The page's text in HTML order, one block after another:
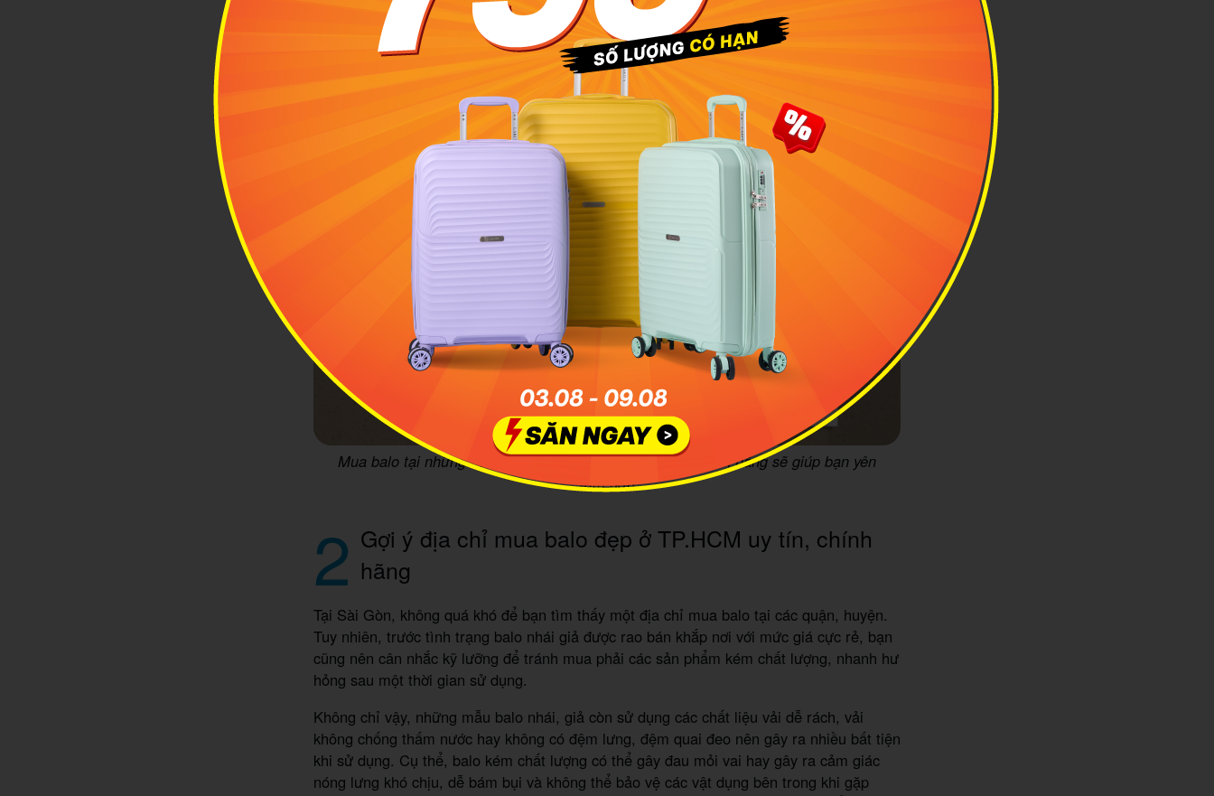
Mua balo tại những nơi uy tín, chuyên phân phối balo chính hãng sẽ giúp bạn yên
tâm hơn
2 Gợi ý địa chỉ mua balo đẹp ở TP.HCM uy tín, chính
hãng
Tại Sài Gòn, không quá khó để bạn tìm thấy một địa chỉ mua balo tại các quận, huyện.
Tuy nhiên, trước tình trạng balo nhái giả được rao bán khắp nơi với mức giá cực rẻ, bạn
cũng nên cân nhắc kỹ lưỡng để tránh mua phải các sản phẩm kém chất lượng, nhanh hư
hỏng sau một thời gian sử dụng.
Không chỉ vậy, những mẫu balo nhái, giả còn sử dụng các chất liệu vải dễ rách, vải
không chống thấm nước hay không có đệm lưng, đệm quai đeo nên gây ra nhiều bất tiện
khi sử dụng. Cụ thể, balo kém chất lượng có thể gây đau mỏi vai hay gây ra cảm giác
nóng lưng khó chịu, dễ bám bụi và không thể bảo vệ các vật dụng bên trong khi gặp